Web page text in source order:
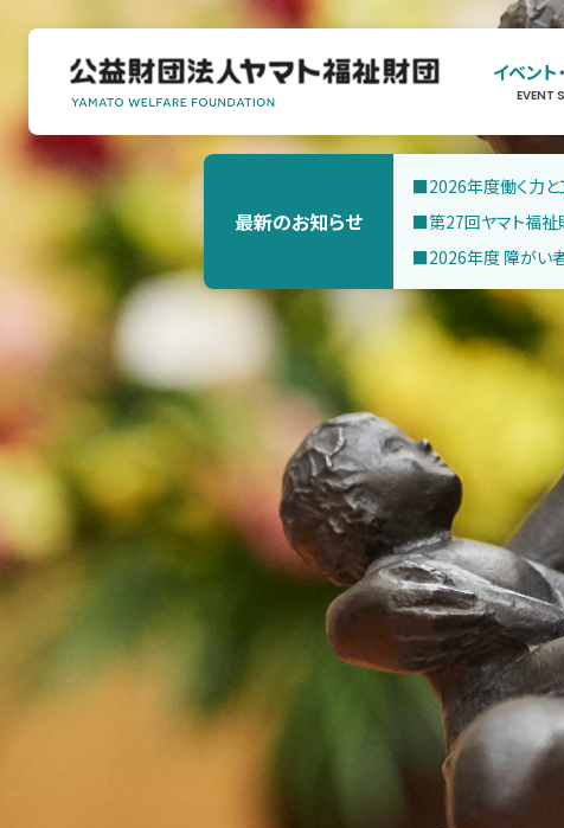
イベント
EVENT
最新のお知らせ
■2026年度働く力
■第27回ヤマト福
■2026年度 障がい